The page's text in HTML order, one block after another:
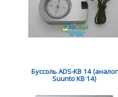
Буссоль ADS-KB 14 (аналог
Suunto KB 14)